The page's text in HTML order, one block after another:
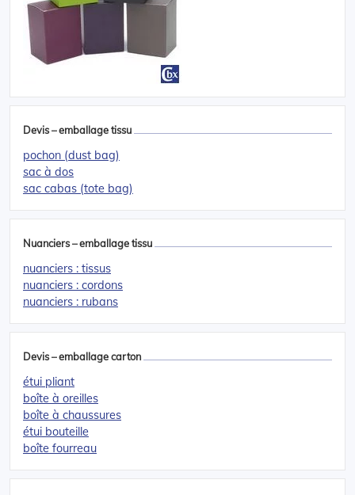
Devis – emballage tissu
pochon (dust bag)
sac à dos
sac cabas (tote bag)
Nuanciers – emballage tissu
nuanciers : tissus
nuanciers : cordons
nuanciers : rubans
Devis – emballage carton
étui pliant
boîte à oreilles
boîte à chaussures
étui bouteille
boîte fourreau